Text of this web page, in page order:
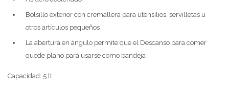
Bolsillo exterior con cremallera para utensilios, servilletas u
otros artículos pequeños
La abertura en ángulo permite que el Descanso para comer
quede plano para usarse como bandeja
Capacidad: 5 lt